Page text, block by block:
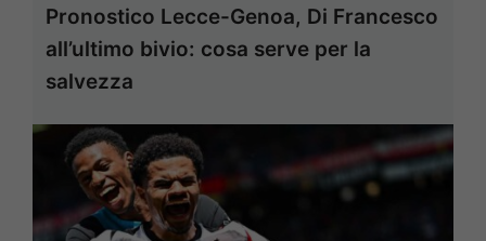
Pronostico Lecce-Genoa, Di Francesco
all’ultimo bivio: cosa serve per la
salvezza